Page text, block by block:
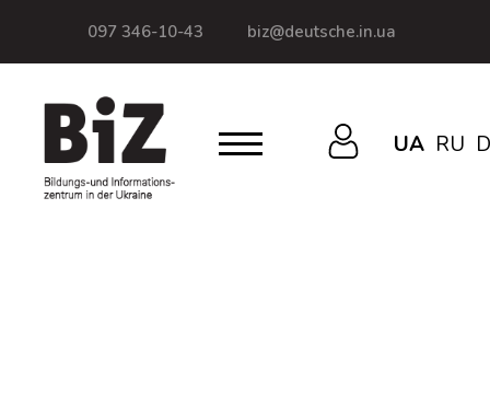
097 346-10-43 biz@deutsche.in.ua
UA RU